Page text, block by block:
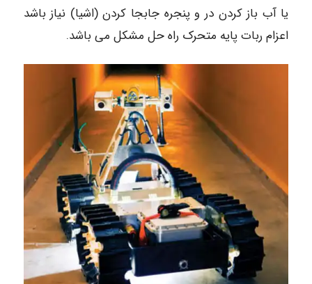
یا آب باز کردن در و پنجره جابجا کردن (اشیا) نیاز باشد
اعزام ربات پایه متحرک راه حل مشکل می باشد.